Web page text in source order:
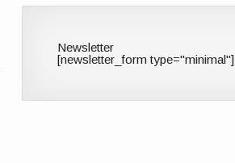
Newsletter
[newsletter_form type="minimal"]